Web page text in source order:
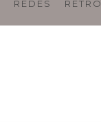
REDES RETRO